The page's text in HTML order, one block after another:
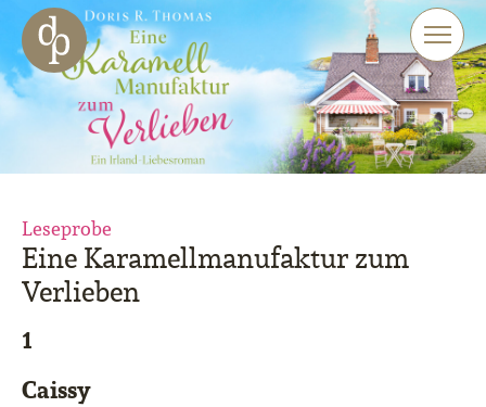
Zum Haupt-Inhalt springen
Zur Navigation springen
Zur Website-Suche springen
Leseprobe
Eine Karamellmanufaktur zum
Verlieben
1
Caissy